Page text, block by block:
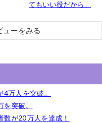
てもいい役だから」
ーをみる
万人を突破。
突破。
が20万人を達成！